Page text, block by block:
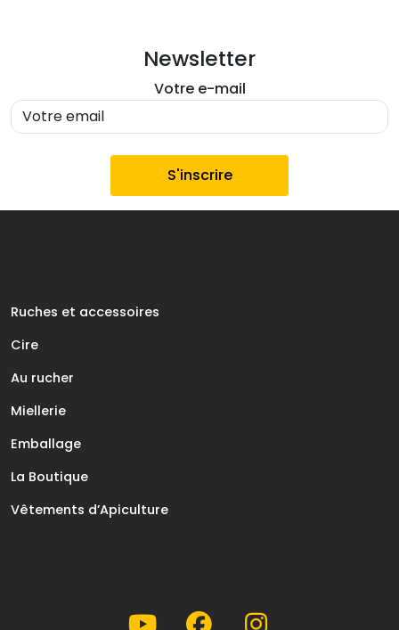
Newsletter
Votre e-mail
Ruches et accessoires
Cire
Au rucher
Miellerie
Emballage
La Boutique
Vêtements d’Apiculture